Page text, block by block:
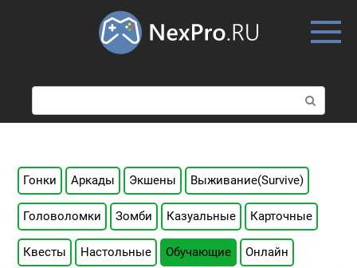
о
и
Гонки Аркады Экшены Выживание(Survive)
Головоломки Зомби Казуальные Карточные
Квесты Настольные Обучающие Онлайн